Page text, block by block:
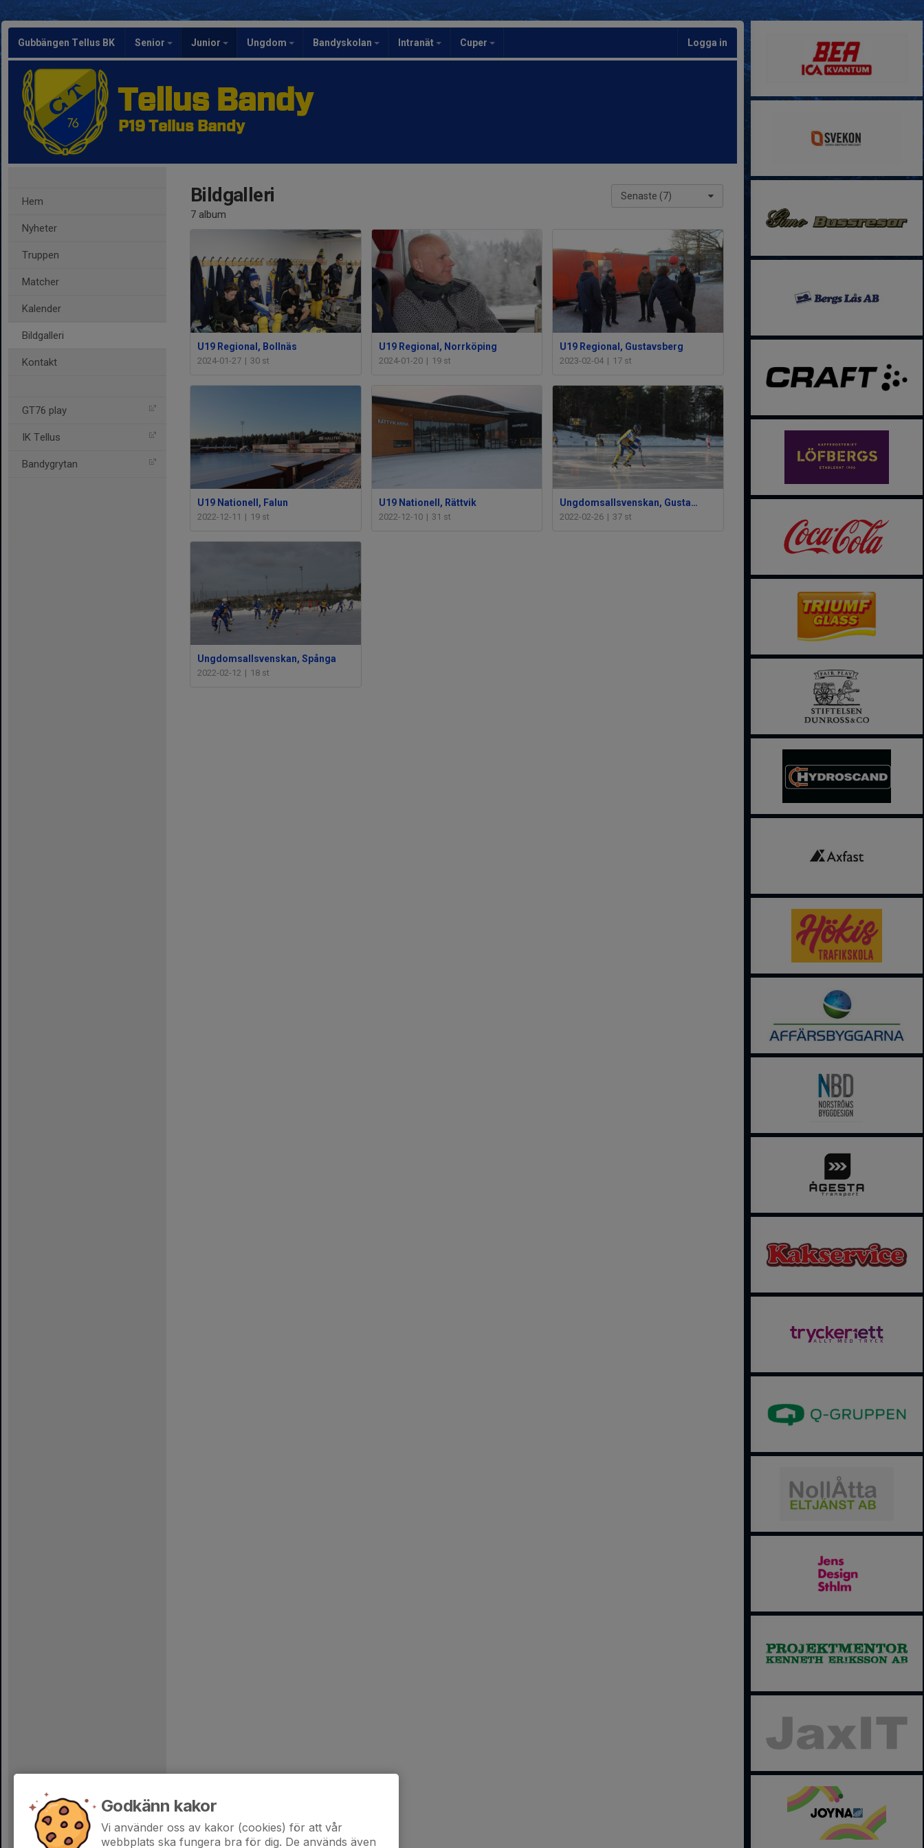
Gubbängen Tellus BK Senior Junior Ungdom Bandyskolan Intranät Cuper Logga in
Tellus Bandy
P19 Tellus Bandy
Hem
Nyheter
Truppen
Matcher
Kalender
Bildgalleri
Kontakt
GT76 play
IK Tellus
Bandygrytan
Senaste (7)
Bildgalleri
7 album
U19 Regional, Bollnäs
2024-01-27 | 30 st
U19 Regional, Norrköping
2024-01-20 | 19 st
U19 Regional, Gustavsberg
2023-02-04 | 17 st
U19 Nationell, Falun
2022-12-11 | 19 st
U19 Nationell, Rättvik
2022-12-10 | 31 st
Ungdomsallsvenskan, Gustavsberg
2022-02-26 | 37 st
Ungdomsallsvenskan, Spånga
2022-02-12 | 18 st
Godkänn kakor
Vi använder oss av kakor (cookies) för att vår
webbplats ska fungera bra för dig. De används även